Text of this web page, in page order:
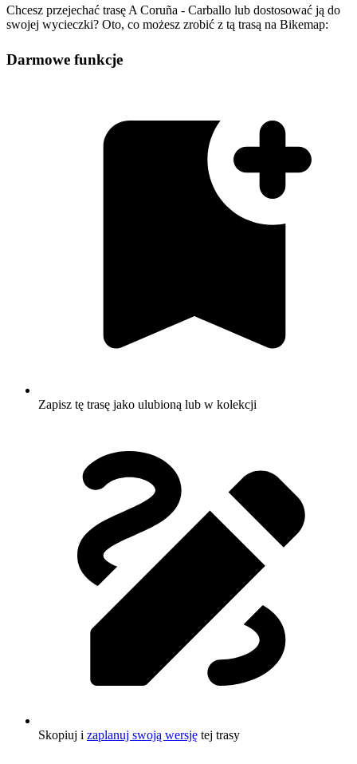
Chcesz przejechać trasę A Coruña - Carballo lub dostosować ją do
swojej wycieczki? Oto, co możesz zrobić z tą trasą na Bikemap:
Darmowe funkcje
Zapisz tę trasę jako ulubioną lub w kolekcji
Skopiuj i zaplanuj swoją wersję tej trasy